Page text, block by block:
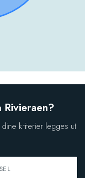
kriterier legges ut